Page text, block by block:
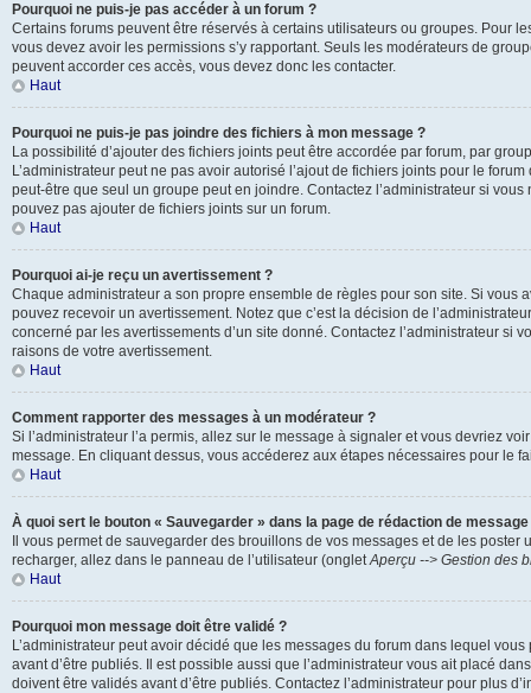
Pourquoi ne puis-je pas accéder à un forum ?
Certains forums peuvent être réservés à certains utilisateurs ou groupes. Pour
vous devez avoir les permissions s’y rapportant. Seuls les modérateurs de
peuvent accorder ces accès, vous devez donc les contacter.
Haut
Pourquoi ne puis-je pas joindre des fichiers à mon message ?
La possibilité d’ajouter des fichiers joints peut être accordée par forum, par
L’administrateur peut ne pas avoir autorisé l’ajout de fichiers joints pour le
peut-être que seul un groupe peut en joindre. Contactez l’administrateur si
pouvez pas ajouter de fichiers joints sur un forum.
Haut
Pourquoi ai-je reçu un avertissement ?
Chaque administrateur a son propre ensemble de règles pour son site. Si vous
pouvez recevoir un avertissement. Notez que c’est la décision de
concerné par les avertissements d’un site donné. Contactez l’administrateur si
raisons de votre avertissement.
Haut
Comment rapporter des messages à un modérateur ?
Si l’administrateur l’a permis, allez sur le message à signaler et vous devriez
message. En cliquant dessus, vous accéderez aux étapes nécessaires pour le
Haut
À quoi sert le bouton « Sauvegarder » dans la page de rédaction de message
Il vous permet de sauvegarder des brouillons de vos messages et de les poster
recharger, allez dans le panneau de l’utilisateur (ongletAperçu --> Gestion des
Haut
Pourquoi mon message doit être validé ?
L’administrateur peut avoir décidé que les messages du forum dans lequel vous
avant d’être publiés. Il est possible aussi que l’administrateur vous ait placé
doivent être validés avant d’être publiés. Contactez l’administrateur pour plus